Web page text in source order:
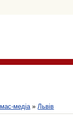
медіа»Львів